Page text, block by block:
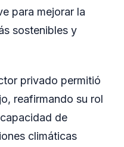
para mejorar la
sostenibles y
privado permitió
reafirmando su rol
de
climáticas